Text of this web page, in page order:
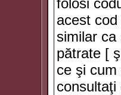
folosi
acest
similar
pătrate [
ce şi
consultaţi